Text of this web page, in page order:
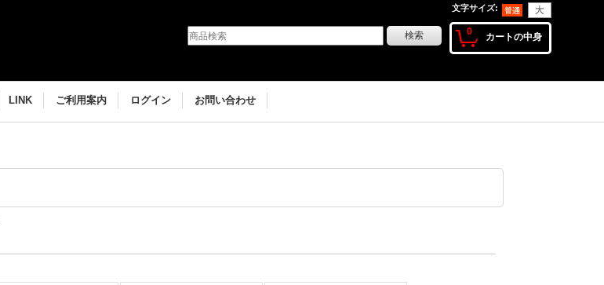
文字サイズ:
0 カートの中身
LINK ご利用案内 ログイン お問い合わせ